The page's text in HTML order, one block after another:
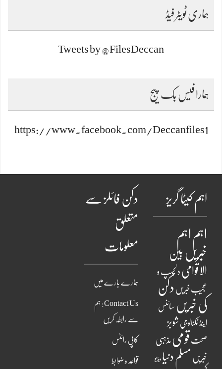
ہماری ٹویٹر فیڈ
Tweets by @FilesDeccan
ہمارا فیس بک پیج
https://www.facebook.com/Deccanfiles1
اہم کیٹا گریز
اہم اہم
خبریں بین
الاقوامی دلچسپ و
عجیب خبریں دکن
کی خبریں سائنس
اینڈ ٹکنالوجی شوبز
صحت قومی مذہبی
خبریں مسلم دنیا ویڈیو
دکن فائلز سے
متعلق
معلومات
ہمارے بارے میں
Contact Us: ہم
سے رابطہ کریں
کاپی رائٹس
قواعد و ضوابط